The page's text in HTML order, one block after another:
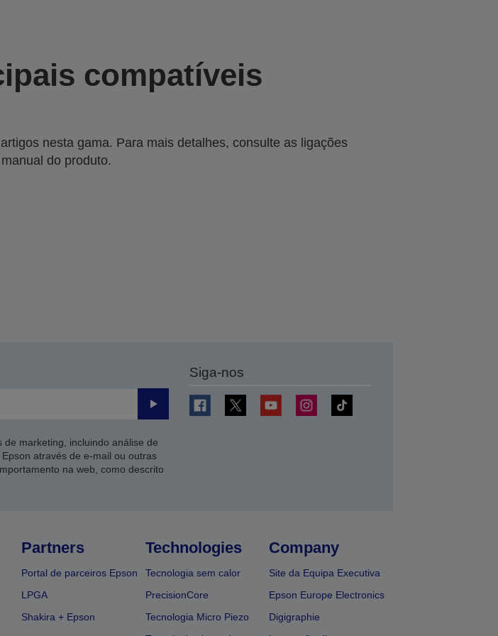
compatíveis
nesta gama. Para mais detalhes, consulte as ligações
do produto.
Enviar
marketing, incluindo análise de
através de e-mail ou outras
na web, como descrito
Siga-nos
Partners
Portal de parceiros Epson
LPGA
Shakira + Epson
Technologies
Tecnologia sem calor
PrecisionCore
Tecnologia Micro Piezo
Company
Site da Equipa Executiva
Epson Europe Electronics
Digigraphie